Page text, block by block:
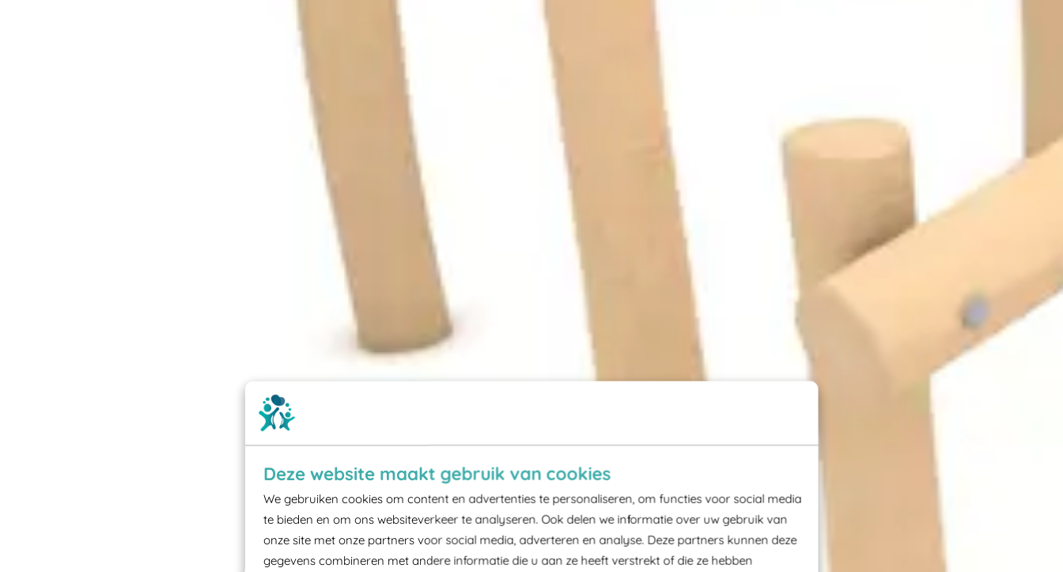
Deze website maakt gebruik van cookies
We gebruiken cookies om content en advertenties te personaliseren, om functies voor social media
te bieden en om ons websiteverkeer te analyseren. Ook delen we informatie over uw gebruik van
onze site met onze partners voor social media, adverteren en analyse. Deze partners kunnen deze
gegevens combineren met andere informatie die u aan ze heeft verstrekt of die ze hebben